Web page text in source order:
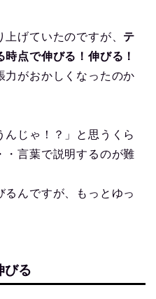
げていたのですが、 テ
点で伸びる！伸びる！
力がおかしくなったのか
んじゃ！？」と思うくら
・言葉で説明するのが難
るんですが、もっとゆっ
びる